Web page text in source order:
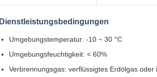
Dienstleistungsbedingungen
Umgebungstemperatur: -10 ~ 30 °C
Umgebungsfeuchtigkeit: < 60%
Verbrennungsgas: verflüssigtes Erdölgas